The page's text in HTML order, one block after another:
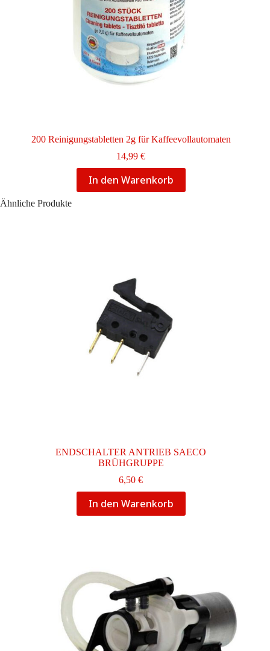
200 Reinigungstabletten 2g für Kaffeevollautomaten
14,99€
In den Warenkorb
Ähnliche Produkte
ENDSCHALTER ANTRIEB SAECO
BRÜHGRUPPE
6,50€
In den Warenkorb